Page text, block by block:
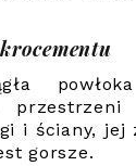
i ściany, jej
gorsze.